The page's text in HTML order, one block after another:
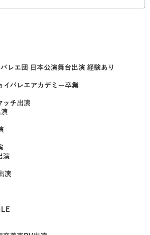
レエ団 日本公演舞台出演 経験あり
イバレエアカデミー卒業
ッチ出演
演
演